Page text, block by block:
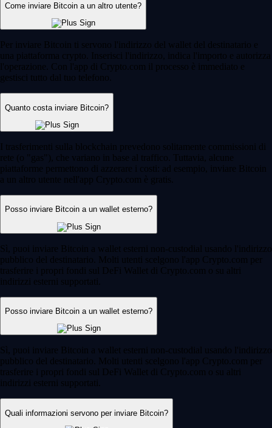
Come inviare Bitcoin a un altro utente?
Per inviare Bitcoin ti servono l'indirizzo del wallet del destinatario e
una piattaforma crypto. Inserisci l'indirizzo, indica l'importo e autorizza
l'operazione. Con l'app di Crypto.com il processo è immediato e
gestisci tutto dal tuo telefono.
Quanto costa inviare Bitcoin?
I trasferimenti sulla blockchain prevedono solitamente commissioni di
rete (o "gas"), che variano in base al traffico. Tuttavia, alcune
piattaforme permettono di azzerare i costi: ad esempio, inviare Bitcoin
a un altro utente nell'app Crypto.com è gratis.
Posso inviare Bitcoin a un wallet esterno?
Sì, puoi inviare Bitcoin a wallet esterni non-custodial usando l'indirizzo
pubblico del destinatario. Molti utenti scelgono l'app Crypto.com per
trasferire i propri fondi sul DeFi Wallet di Crypto.com o su altri
indirizzi esterni supportati.
Posso inviare Bitcoin a un wallet esterno?
Sì, puoi inviare Bitcoin a wallet esterni non-custodial usando l'indirizzo
pubblico del destinatario. Molti utenti scelgono l'app Crypto.com per
trasferire i propri fondi sul DeFi Wallet di Crypto.com o su altri
indirizzi esterni supportati.
Quali informazioni servono per inviare Bitcoin?